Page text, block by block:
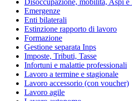
Disoccupazione, mobilità, Aspi
Emergenze
Enti bilaterali
Estinzione rapporto di lavoro
Formazione
Gestione separata Inps
Imposte, Tributi, Tasse
Infortuni e malattie professionali
Lavoro a termine e stagionale
Lavoro accessorio (con voucher)
Lavoro agile